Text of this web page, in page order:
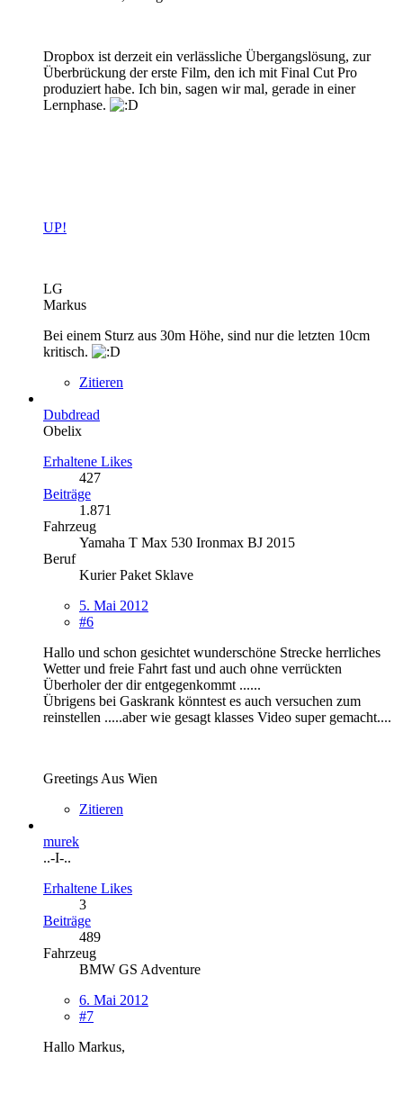
Dropbox ist derzeit ein verlässliche Übergangslösung, zur
Überbrückung der erste Film, den ich mit Final Cut Pro
produziert habe. Ich bin, sagen wir mal, gerade in einer
Lernphase.
UP!
LG
Markus
Bei einem Sturz aus 30m Höhe, sind nur die letzten 10cm
kritisch.
Zitieren
Dubdread
Obelix
Erhaltene Likes
427
Beiträge
1.871
Fahrzeug
Yamaha T Max 530 Ironmax BJ 2015
Beruf
Kurier Paket Sklave
5. Mai 2012
#6
Hallo und schon gesichtet wunderschöne Strecke herrliches
Wetter und freie Fahrt fast und auch ohne verrückten
Überholer der dir entgegenkommt ......
Übrigens bei Gaskrank könntest es auch versuchen zum
reinstellen .....aber wie gesagt klasses Video super gemacht....
Greetings Aus Wien
Zitieren
murek
..-I-..
Erhaltene Likes
3
Beiträge
489
Fahrzeug
BMW GS Adventure
6. Mai 2012
#7
Hallo Markus,